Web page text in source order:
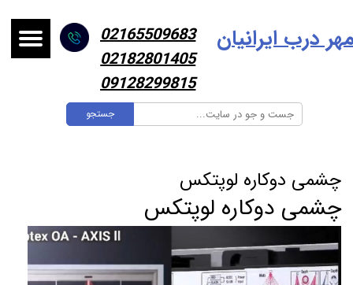
جستجو
درب ایرانیان
02165509683
02182801405
09128299815
چشمی دوکاره لوپتکس
چشمی دوکاره لوپتکس